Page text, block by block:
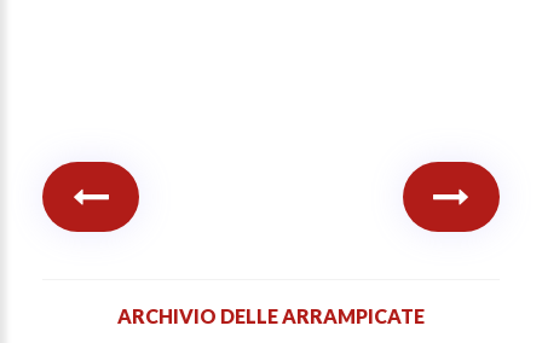
ARCHIVIO DELLE ARRAMPICATE